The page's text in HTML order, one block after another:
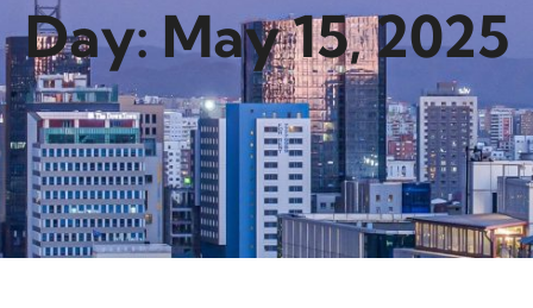
Day:May 15, 2025